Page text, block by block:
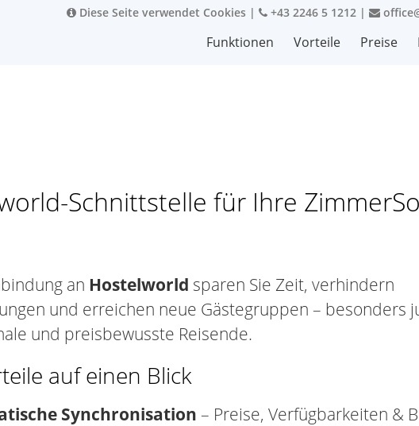
Diese Seite verwendet Cookies | +43 2246 5 1212 |
Funktionen Vorteile Preise
Schnittstelle für Ihre
an Hostelworld sparen Sie Zeit, verhindern
und erreichen neue Gästegruppen – besonders
und preisbewusste Reisende.
auf einen Blick
Synchronisation – Preise, Verfügbarkeiten &